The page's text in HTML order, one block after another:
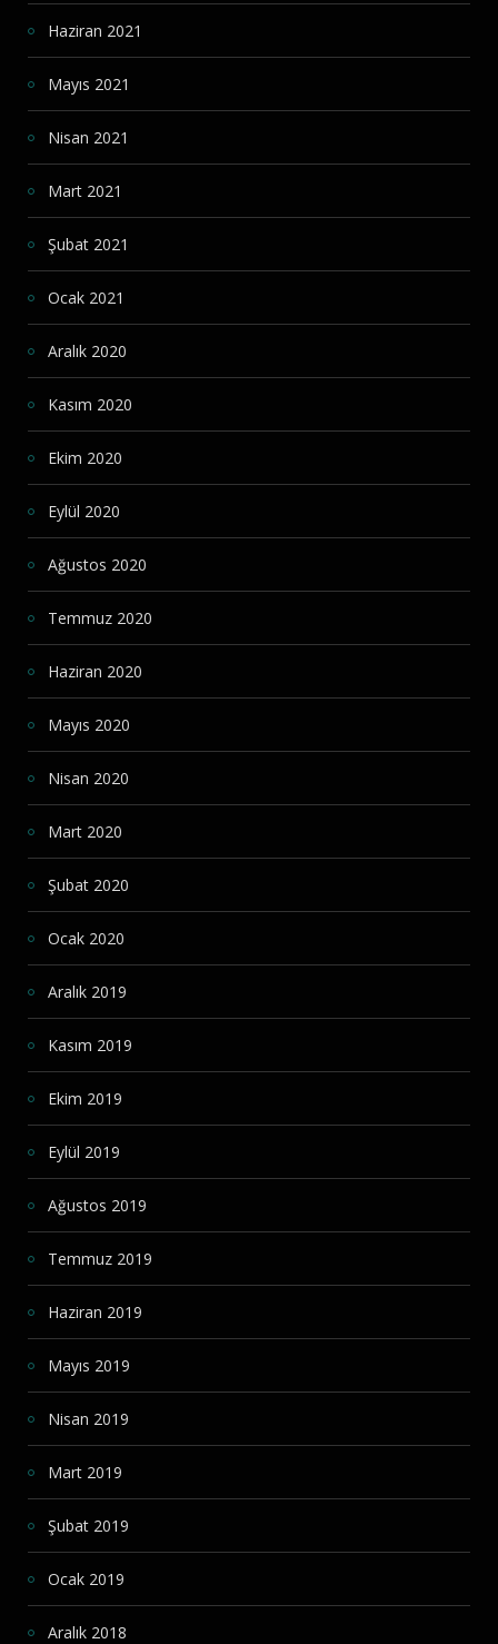
Haziran 2021
Mayıs 2021
Nisan 2021
Mart 2021
Şubat 2021
Ocak 2021
Aralık 2020
Kasım 2020
Ekim 2020
Eylül 2020
Ağustos 2020
Temmuz 2020
Haziran 2020
Mayıs 2020
Nisan 2020
Mart 2020
Şubat 2020
Ocak 2020
Aralık 2019
Kasım 2019
Ekim 2019
Eylül 2019
Ağustos 2019
Temmuz 2019
Haziran 2019
Mayıs 2019
Nisan 2019
Mart 2019
Şubat 2019
Ocak 2019
Aralık 2018